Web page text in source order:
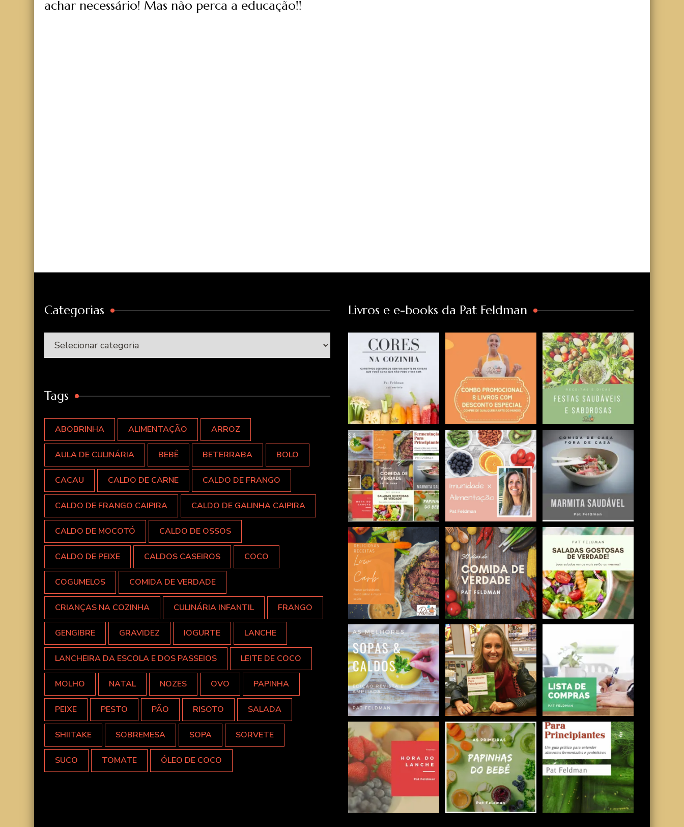
achar necessário! Mas não perca a educação!!
Categorias
Categorias
Tags
ABOBRINHA ALIMENTAÇÃO ARROZ
AULA DE CULINÁRIA BEBÊ BETERRABA BOLO
CACAU CALDO DE CARNE CALDO DE FRANGO
CALDO DE FRANGO CAIPIRA CALDO DE GALINHA CAIPIRA
CALDO DE MOCOTÓ CALDO DE OSSOS
CALDO DE PEIXE CALDOS CASEIROS COCO
COGUMELOS COMIDA DE VERDADE
CRIANÇAS NA COZINHA CULINÁRIA INFANTIL FRANGO
GENGIBRE GRAVIDEZ IOGURTE LANCHE
LANCHEIRA DA ESCOLA E DOS PASSEIOS LEITE DE COCO
MOLHO NATAL NOZES OVO PAPINHA
PEIXE PESTO PÃO RISOTO SALADA
SHIITAKE SOBREMESA SOPA SORVETE
SUCO TOMATE ÓLEO DE COCO
Livros e e-books da Pat Feldman